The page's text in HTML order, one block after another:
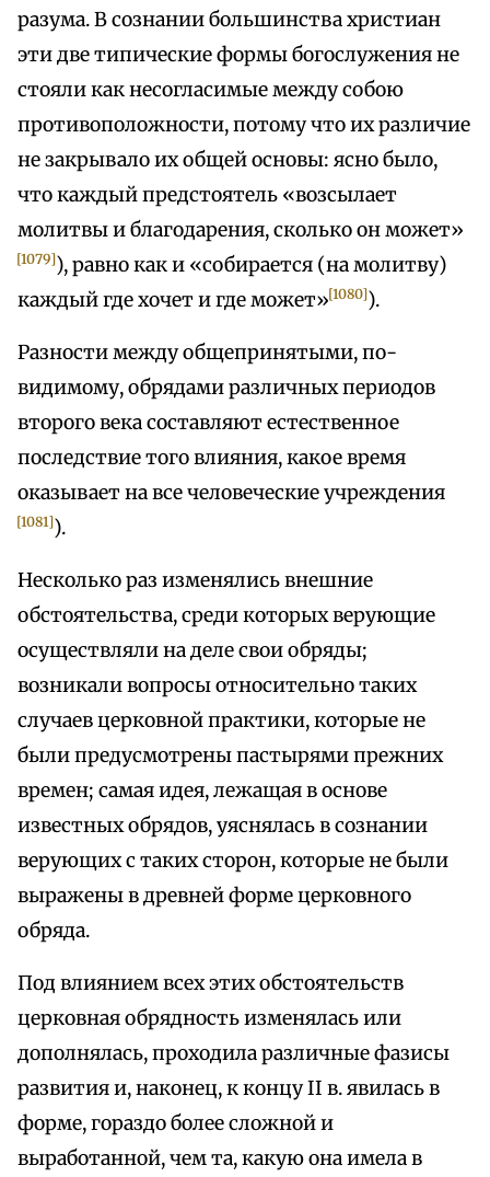
разума. В сознании большинства христиан
эти две типические формы богослужения не
стояли как несогласимые между собою
противоположности, потому что их различие
не закрывало их общей основы: ясно было,
что каждый предстоятель «возсылает
молитвы и благодарения, сколько он может»
[1079]), равно как и «собирается (на молитву)
каждый где хочет и где может»[1080]).
Разности между общепринятыми, по-
видимому, обрядами различных периодов
второго века составляют естественное
последствие того влияния, какое время
оказывает на все человеческие учреждения
[1081]).
Несколько раз изменялись внешние
обстоятельства, среди которых верующие
осуществляли на деле свои обряды;
возникали вопросы относительно таких
случаев церковной практики, которые не
были предусмотрены пастырями прежних
времен; самая идея, лежащая в основе
известных обрядов, уяснялась в сознании
верующих с таких сторон, которые не были
выражены в древней форме церковного
обряда.
Под влиянием всех этих обстоятельств
церковная обрядность изменялась или
дополнялась, проходила различные фазисы
развития и, наконец, к концу II в. явилась в
форме, гораздо более сложной и
выработанной, чем та, какую она имела в